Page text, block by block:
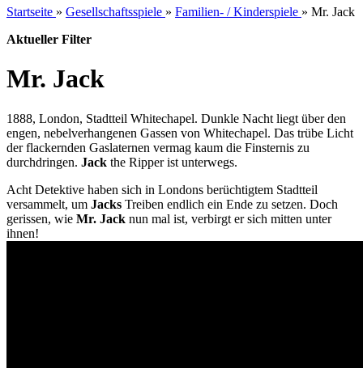
Startseite » Gesellschaftsspiele » Familien- / Kinderspiele » Mr. Jack
Aktueller Filter
Mr. Jack
1888, London, Stadtteil Whitechapel. Dunkle Nacht liegt über den
engen, nebelverhangenen Gassen von Whitechapel. Das trübe Licht
der flackernden Gaslaternen vermag kaum die Finsternis zu
durchdringen. Jack the Ripper ist unterwegs.
Acht Detektive haben sich in Londons berüchtigtem Stadtteil
versammelt, um Jacks Treiben endlich ein Ende zu setzen. Doch
gerissen, wie Mr. Jack nun mal ist, verbirgt er sich mitten unter
ihnen!